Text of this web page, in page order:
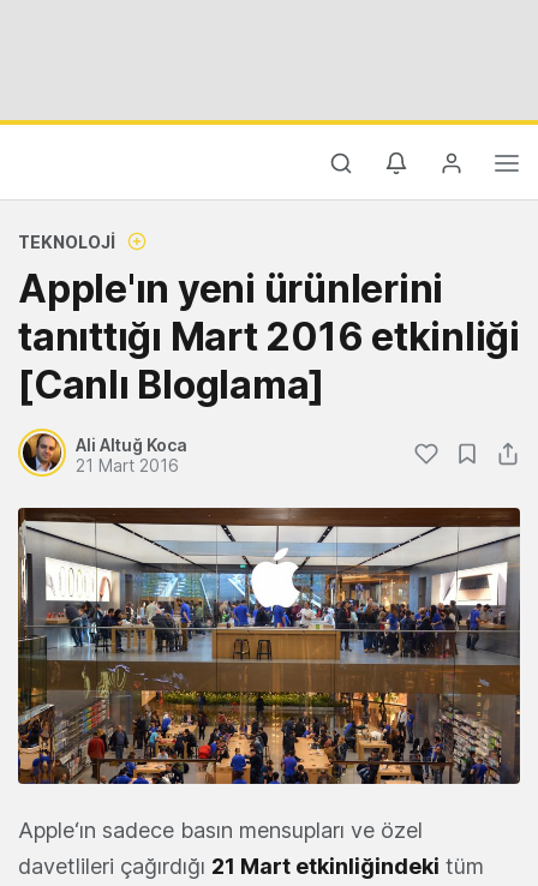
TEKNOLOJI
Apple'ın yeni ürünlerini
tanıttığı Mart 2016 etkinliği
[Canlı Bloglama]
Ali Altuğ Koca
21 Mart 2016
Apple‘ın sadece basın mensupları ve özel
davetlileri çağırdığı 21 Mart etkinliğindeki tüm